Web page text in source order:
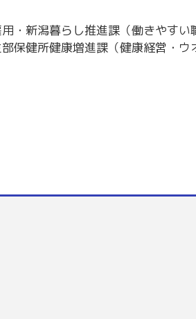
用・新潟暮らし推進課（働き
保健所健康増進課（健康経営・